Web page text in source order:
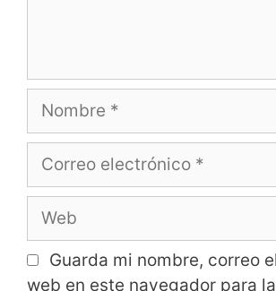
Guarda mi nombre, correo
web en este navegador para